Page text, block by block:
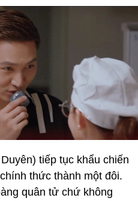
tiếp tục khẩu chiến
thức thành một đôi.
quân tử chứ không